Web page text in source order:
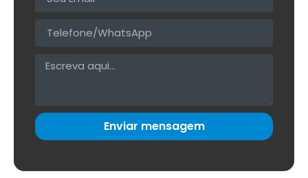
Enviar mensagem